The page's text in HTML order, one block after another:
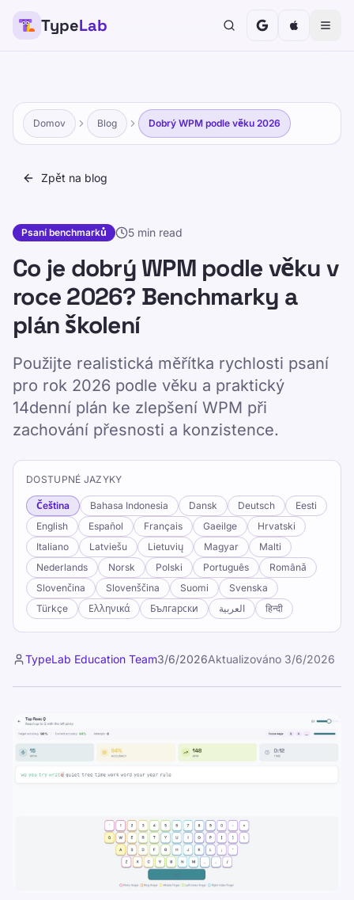
TypeLab
Domov Blog Dobrý WPM podle věku 2026
Zpět na blog
Psaní benchmarků 5 min read
Co je dobrý WPM podle věku v
roce 2026? Benchmarky a
plán školení
Použijte realistická měřítka rychlosti psaní
pro rok 2026 podle věku a praktický
14denní plán ke zlepšení WPM při
zachování přesnosti a konzistence.
DOSTUPNÉ JAZYKY
Čeština Bahasa Indonesia Dansk Deutsch
Eesti
English
Español Français Gaeilge
Hrvatski
Italiano
Latviešu Lietuvių Magyar
Malti
Nederlands
Norsk Polski Português
Română
Slovenčina
Slovenščina Suomi
Svenska
Türkçe
Ελληνικά Български العربية हिन्दी
TypeLab Education Team3/6/2026Aktualizováno 3/6/2026